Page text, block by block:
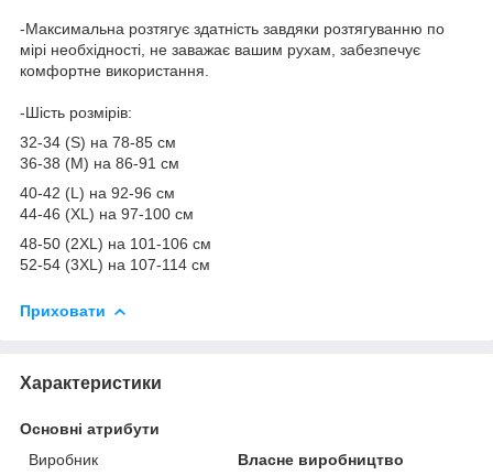
-Максимальна розтягує здатність завдяки розтягуванню по
мірі необхідності, не заважає вашим рухам, забезпечує
комфортне використання.⠀
-Шість розмірів:
32-34 (S) на 78-85 см
36-38 (M) на 86-91 см
40-42 (L) на 92-96 см
44-46 (XL) на 97-100 см
48-50 (2XL) на 101-106 см
52-54 (3XL) на 107-114 см
Приховати
Характеристики
Основні атрибути
Виробник
Власне виробництво